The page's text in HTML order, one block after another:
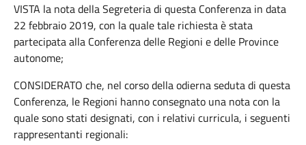
VISTA la nota della Segreteria di questa Conferenza in data
22 febbraio 2019, con la quale tale richiesta è stata
partecipata alla Conferenza delle Regioni e delle Province
autonome;
CONSIDERATO che, nel corso della odierna seduta di questa
Conferenza, le Regioni hanno consegnato una nota con la
quale sono stati designati, con i relativi curricula, i seguenti
rappresentanti regionali: